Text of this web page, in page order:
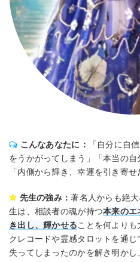
こんなあなたに：
「自分に自
をうかがってしまう」「本当の自
「内側から輝き、幸運を引き寄せ
先生の強み：著名人からも絶
生は、相談者の魂が持つ本来のエ
き出し、輝かせることを何より
クレコードや霊感タロットを通
失ってしまったのかを解き明かし